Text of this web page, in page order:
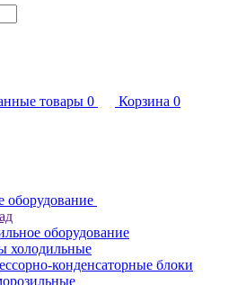
товары 0 Корзина 0
оборудование
оборудование
холодильные
конденсаторные блоки